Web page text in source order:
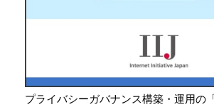
プライバシーガバナンス構築・運用の